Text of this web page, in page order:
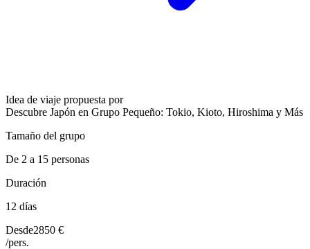
Idea de viaje propuesta por
Descubre Japón en Grupo Pequeño: Tokio, Kioto, Hiroshima y Más
Tamaño del grupo
De 2 a 15 personas
Duración
12 días
Desde2850 €
/pers.